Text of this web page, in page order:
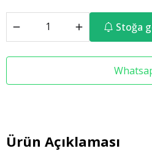
Stoğa
Ürün Açıklaması